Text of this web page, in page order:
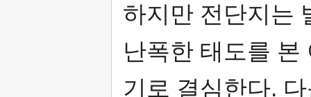
하지만 전단지는
난폭한 태도를 본
기로 결심한다.